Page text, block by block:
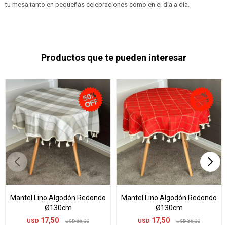
tu mesa tanto en pequeñas celebraciones como en el día a día.
Productos que te pueden interesar
Mantel Lino Algodón Redondo
Ø130cm
USD 17,50 USD 35,00
Mantel Lino Algodón Redondo
Ø130cm
USD 17,50 USD 35,00